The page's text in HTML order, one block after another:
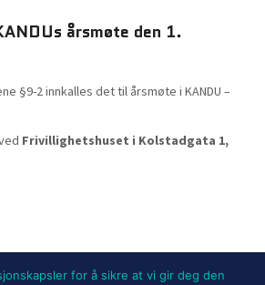
årsmøte den 1.
§9-2 innkalles det til årsmøte i KANDU –
Frivillighetshuset i Kolstadgata 1,
for å sikre at vi gir deg den